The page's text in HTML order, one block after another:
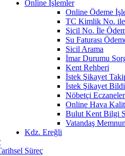
Online İşlemler
Online Ödeme
TC Kimlik No. ile
Sicil No. İle
Su Faturası
Sicil Arama
İmar Durumu
Kent Rehberi
İstek Şikayet
İstek Şikayet
Nöbetçi Eczaneler
Online Hava
Bulut Kent Bilgi
Vatandaş
Kdz. Ereğli
Süreç